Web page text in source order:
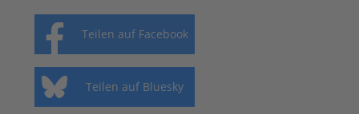
Teilen auf Facebook
Teilen auf Bluesky